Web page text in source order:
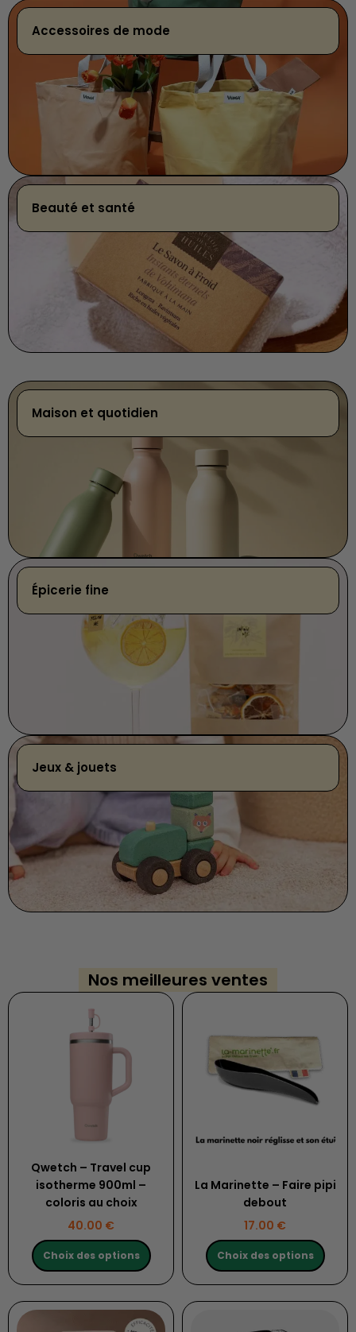
Accessoires de mode
Beauté et santé
Maison et quotidien
Épicerie fine
Jeux & jouets
Nos meilleures ventes
Qwetch – Travel cup
isotherme 900ml –
coloris au choix
40.00 €
Choix des options
produit
a
plusieurs
options
peuvent
être
sur
la
page
du
produit
La Marinette – Faire pipi
debout
17.00 €
Choix des options
a
plusieurs
variations.
Les
options
être
la
page
du
produit